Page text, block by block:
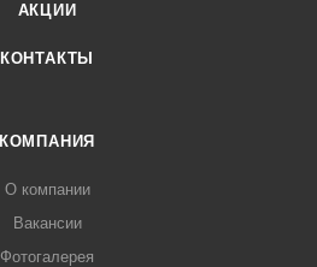
АКЦИИ
КОНТАКТЫ
КОМПАНИЯ
О компании
Вакансии
Фотогалерея